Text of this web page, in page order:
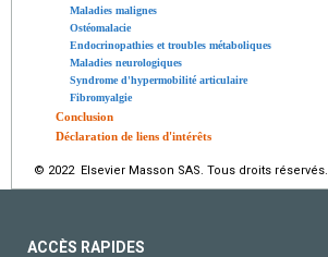
Maladies malignes
Ostéomalacie
Endocrinopathies et troubles métaboliques
Maladies neurologiques
Syndrome d'hypermobilité articulaire
Fibromyalgie
Conclusion
Déclaration de liens d'intérêts
© 2022 Elsevier Masson SAS. Tous droits réservés.
ACCÈS RAPIDES